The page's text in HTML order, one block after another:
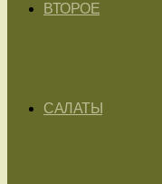
ВТОРОЕ
САЛАТЫ